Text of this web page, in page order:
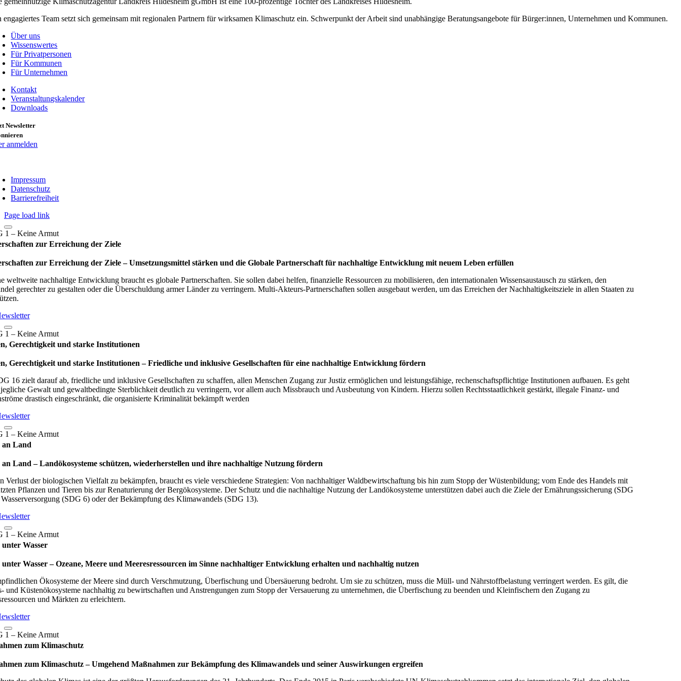
engagiertes Team setzt sich gemeinsam mit regionalen Partnern für wirksamen Klimaschutz ein. Schwerpunkt der Arbeit sind unabhängige Beratungsangebote für Bürger:innen, Unternehmen und Kommunen.
Über uns
Wissenswertes
Für Privatpersonen
Für Kommunen
Für Unternehmen
Kontakt
Veranstaltungskalender
Downloads
Newsletter
anmelden
Impressum
Datenschutz
Barrierefreiheit
Page load link
zur Erreichung der Ziele
zur Erreichung der Ziele – Umset­zungs­mit­tel stär­ken und die Glo­bale Part­ner­schaft für nach­hal­tige Ent­wick­lung mit neuem Leben erfül­len
weltweite nachhaltige Entwicklung braucht es globale Partnerschaften. Sie sollen dabei helfen, finanzielle Ressourcen zu mobilisieren, den internationalen Wissensaustausch zu stärken, den
gerechter zu gestalten oder die Überschuldung armer Länder zu verringern. Multi-Akteurs-Partnerschaften sollen ausgebaut werden, um das Erreichen der Nachhaltigkeitsziele in allen Staaten zu
Gerechtigkeit und starke Institutionen
Gerechtigkeit und starke Institutionen – Fried­li­che und inklu­sive Gesell­schaf­ten für eine nach­hal­tige Ent­wick­lung för­dern
16 zielt darauf ab, friedliche und inklusive Gesellschaften zu schaffen, allen Menschen Zugang zur Justiz ermöglichen und leistungsfähige, rechenschaftspflichtige Institutionen aufbauen. Es geht
Gewalt und gewaltbedingte Sterblichkeit deutlich zu verringern, vor allem auch Missbrauch und Ausbeutung von Kindern. Hierzu sollen Rechtsstaatlichkeit gestärkt, illegale Finanz- und
drastisch eingeschränkt, die organisierte Kriminalität bekämpft werden
an Land
Land – Lan­d­öko­sys­teme schüt­zen, wie­der­her­stel­len und ihre nach­hal­tige Nut­zung för­dern
Verlust der biologischen Vielfalt zu bekämpfen, braucht es viele verschiedene Strategien: Von nachhaltiger Waldbewirtschaftung bis hin zum Stopp der Wüstenbildung; vom Ende des Handels mit
Pflanzen und Tieren bis zur Renaturierung der Bergökosysteme. Der Schutz und die nachhaltige Nutzung der Landökosysteme unterstützen dabei auch die Ziele der Ernährungssicherung (SDG
(SDG 6) oder der Bekämpfung des Klimawandels (SDG 13).
Wasser
Wasser – Oze­ane, Meere und Mee­res­res­sour­cen im Sinne nach­hal­ti­ger Ent­wick­lung erhal­ten und nach­hal­tig nut­zen
Ökosysteme der Meere sind durch Verschmutzung, Überfischung und Übersäuerung bedroht. Um sie zu schützen, muss die Müll- und Nährstoffbelastung verringert werden. Es gilt, die
und Küstenökosysteme nachhaltig zu bewirtschaften und Anstrengungen zum Stopp der Versauerung zu unternehmen, die Überfischung zu beenden und Kleinfischern den Zugang zu
und Märkten zu erleichtern.
zum Klimaschutz
zum Klimaschutz – Umge­hend Maß­nah­men zur Bekämp­fung des Kli­ma­wan­dels und sei­ner Aus­wir­kun­gen ergrei­fen